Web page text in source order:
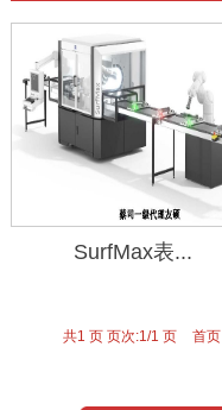
SurfMax表...
共1 页 页次:1/1 页 首页